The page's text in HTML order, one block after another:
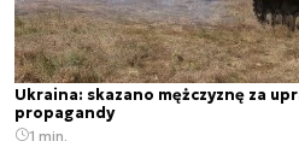
Ukraina: skazano mężczyznę za
propagandy
1 min.